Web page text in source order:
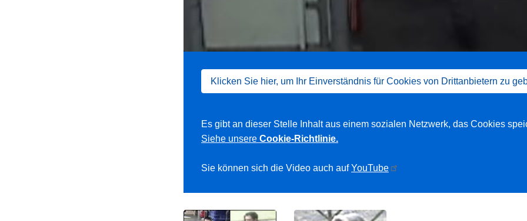
Klicken Sie hier, um Ihr Einverständnis für Cookies von Drittanbietern zu
Es gibt an dieser Stelle Inhalt aus einem sozialen Netzwerk, das Cookies
Siehe unsere Cookie-Richtlinie.
Sie können sich die Video auch aufYouTube